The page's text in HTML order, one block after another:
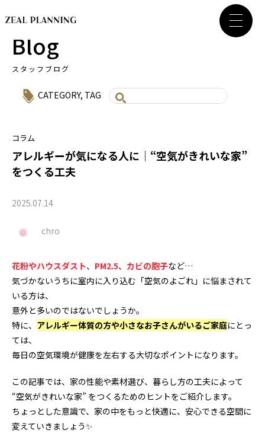
Blog
スタッフブログ
CATEGORY, TAG
コラム
アレルギーが気になる人に｜“空気がきれいな家”
をつくる工夫
2025.07.14
chro
花粉やハウスダスト、 PM2.5、 カビの胞子など…
気づかないうちに室内に入り込む「空気のよごれ」に悩まされて
いる方は、
意外と多いのではないでしょうか。
特に、 アレルギー体質の方や小さなお子さんがいるご家庭にとっ
ては、
毎日の空気環境が健康を左右する大切なポイントになります。
この記事では、家の性能や素材選び、暮らし方の工夫によって
“空気がきれいな家” をつくるためのヒントをご紹介します。
ちょっとした意識で、家の中をもっと快適に、安心できる空間に
変えていきましょう✨